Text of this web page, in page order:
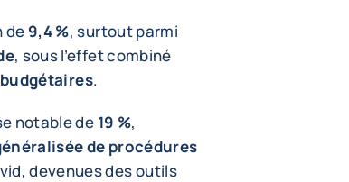
de 9,4 %, surtout parmi
, sous l’effet combiné
.
notable de 19 %,
de procédures
devenues des outils